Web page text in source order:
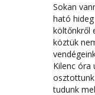
Sokan
ható
költőnkről
köztük
Kilenc óra
tudunk